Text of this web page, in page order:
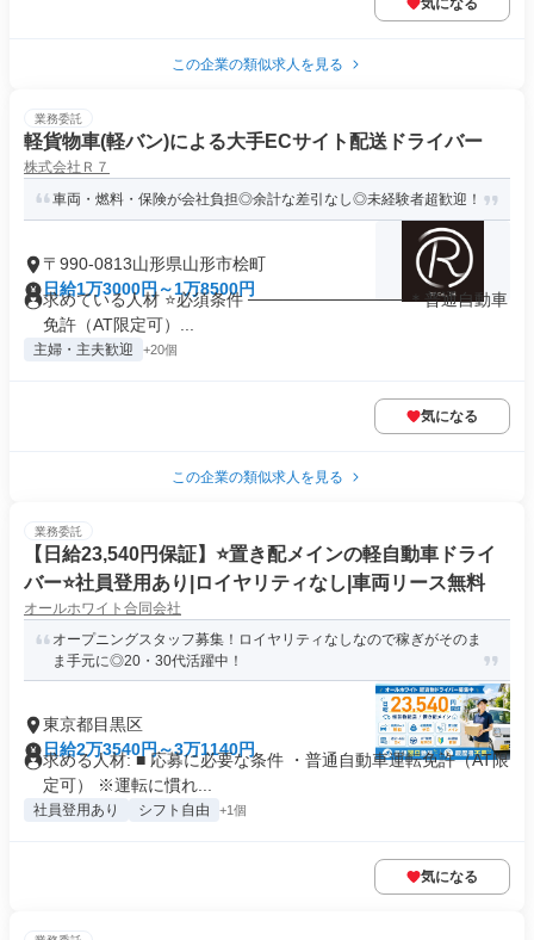
気になる
この企業の類似求人を見る
業務委託
軽貨物車(軽バン)による大手ECサイト配送ドライバー
株式会社Ｒ７
車両・燃料・保険が会社負担◎余計な差引なし◎未経験者超歓迎！
〒990-0813山形県山形市桧町
日給1万3000円～1万8500円
求めている人材 ⭐必須条件 ───────────── ＊普通自動車
免許（AT限定可）...
主婦・主夫歓迎 +20個
気になる
この企業の類似求人を見る
業務委託
【日給23,540円保証】⭐️置き配メインの軽自動車ドライ
バー⭐️社員登用あり|ロイヤリティなし|車両リース無料
オールホワイト合同会社
オープニングスタッフ募集！ロイヤリティなしなので稼ぎがそのま
ま手元に◎20・30代活躍中！
東京都目黒区
日給2万3540円～3万1140円
求める人材: ■ 応募に必要な条件 ・普通自動車運転免許（AT限
定可） ※運転に慣れ...
社員登用あり シフト自由 +1個
気になる